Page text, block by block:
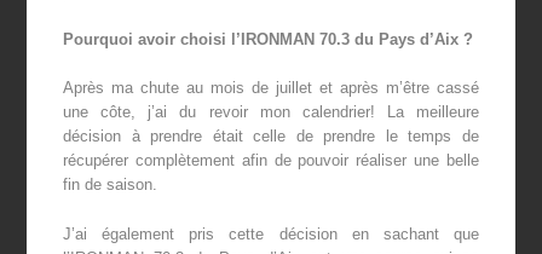
Pourquoi avoir choisi l’IRONMAN 70.3 du Pays d’Aix ?
Après ma chute au mois de juillet et après m’être cassé
une côte, j’ai du revoir mon calendrier! La meilleure
décision à prendre était celle de prendre le temps de
récupérer complètement afin de pouvoir réaliser une belle
fin de saison.
J’ai également pris cette décision en sachant que